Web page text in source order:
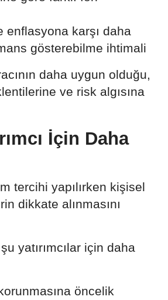
enflasyona karşı daha
gösterebilme ihtimali
daha uygun olduğu,
ve risk algısına
İçin Daha
tercihi yapılırken kişisel
dikkate alınmasını
yatırımcılar için daha
öncelik